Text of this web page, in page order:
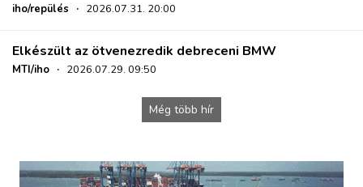
iho/repülés · 2026.07.31. 20:00
Elkészült az ötvenezredik debreceni BMW
MTI/iho · 2026.07.29. 09:50
Még több hír